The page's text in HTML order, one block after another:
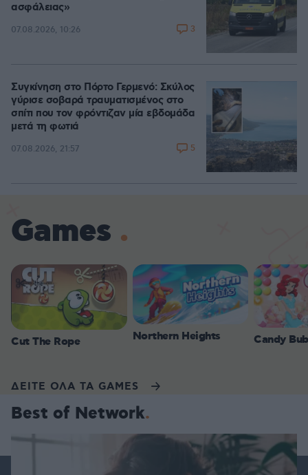
ασφάλειας»
07.08.2026, 10:26 3
Συγκίνηση στο Πόρτο Γερμενό: Σκύλος
γύρισε σοβαρά τραυματισμένος στο
σπίτι που τον φρόντιζαν μία εβδομάδα
μετά τη φωτιά
07.08.2026, 21:57 5
Games
Cut The Rope Northern Heights Candy
ΔΕΙΤΕ ΟΛΑ ΤΑ GAMES
Best of Network